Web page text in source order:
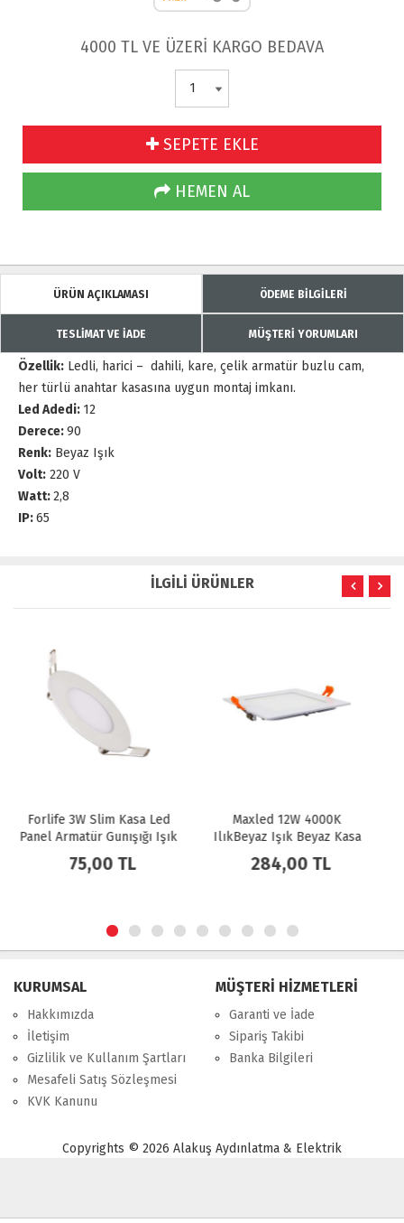
4000 TL VE ÜZERİ KARGO BEDAVA
SEPETE EKLE
HEMEN AL
ÜRÜN AÇIKLAMASI ÖDEME BİLGİLERİ
TESLİMAT VE İADE MÜŞTERİ YORUMLARI
Özellik: Ledli, harici – dahili, kare, çelik armatür buzlu cam,
her türlü anahtar kasasına uygun montaj imkanı.
Led Adedi: 12
Derece:90
Renk: Beyaz Işık
Volt: 220 V
Watt:2,8
IP:65
İLGİLİ ÜRÜNLER
Maxled 12W 4000K
IlıkBeyaz Işık Beyaz Kasa
Sıva Altı Kare LED Spot MX-
1032
284,00 TL
Maxled 12W 6500K Beyaz
Işık Beyaz Kasa Sıva Altı
Kare LED Spot MX-1032
284,00 TL
KURUMSAL
Hakkımızda
İletişim
Gizlilik ve Kullanım Şartları
Mesafeli Satış Sözleşmesi
KVK Kanunu
MÜŞTERİ HİZMETLERİ
Garanti ve İade
Sipariş Takibi
Banka Bilgileri
Copyrights © 2026 Alakuş Aydınlatma & Elektrik